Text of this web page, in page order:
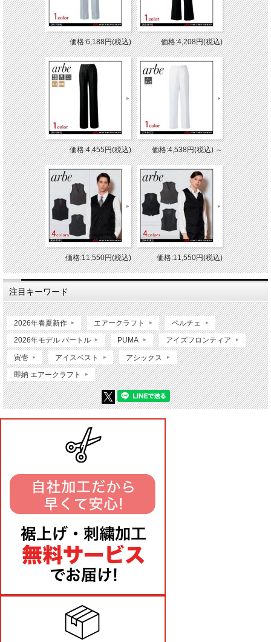
価格:6,188円(税込) 価格:4,208円(税込)
価格:4,455円(税込) 価格:4,538円(税込)～
価格:11,550円(税込) 価格:11,550円(税込)
注目キーワード
2026年春夏新作 エアークラフト ペルチェ
2026年モデル バートル PUMA アイズフロンティア
寅壱 アイスベスト アシックス
即納 エアークラフト